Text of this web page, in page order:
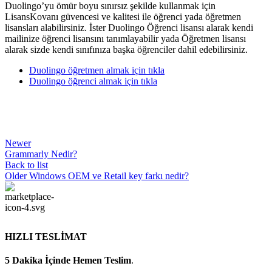
Duolingo’yu ömür boyu sınırsız şekilde kullanmak için
LisansKovanı güvencesi ve kalitesi ile öğrenci yada öğretmen
lisansları alabilirsiniz. İster Duolingo Öğrenci lisansı alarak kendi
mailinize öğrenci lisansını tanımlayabilir yada Öğretmen lisansı
alarak sizde kendi sınıfınıza başka öğrenciler dahil edebilirsiniz.
Duolingo öğretmen almak için tıkla
Duolingo öğrenci almak için tıkla
Newer
Grammarly Nedir?
Back to list
Older Windows OEM ve Retail key farkı nedir?
HIZLI TESLİMAT
5 Dakika İçinde Hemen Teslim.